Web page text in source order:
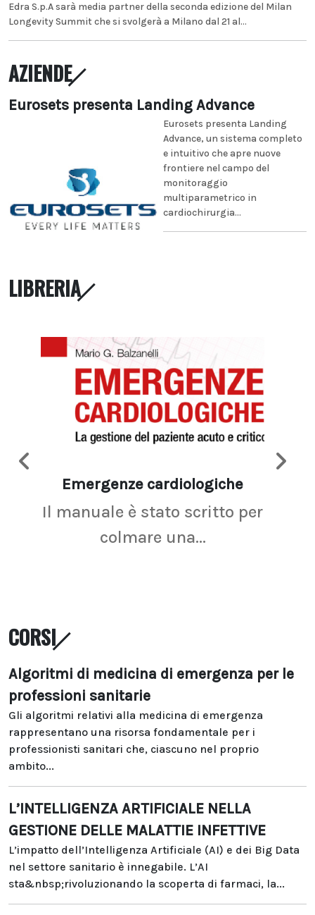
Edra S.p.A sarà media partner della seconda edizione del Milan
Longevity Summit che si svolgerà a Milano dal 21 al...
AZIENDE
Eurosets presenta Landing Advance
Eurosets presenta Landing
Advance, un sistema completo
e intuitivo che apre nuove
frontiere nel campo del
monitoraggio
multiparametrico in
cardiochirurgia...
LIBRERIA
Emergenze cardiologiche
Il manuale è stato scritto per
colmare una...
CORSI
Algoritmi di medicina di emergenza per le
professioni sanitarie
Gli algoritmi relativi alla medicina di emergenza
rappresentano una risorsa fondamentale per i
professionisti sanitari che, ciascuno nel proprio
ambito...
L’INTELLIGENZA ARTIFICIALE NELLA
GESTIONE DELLE MALATTIE INFETTIVE
L’impatto dell’Intelligenza Artificiale (AI) e dei Big Data
nel settore sanitario è innegabile. L’AI
sta&nbsp;rivoluzionando la scoperta di farmaci, la...